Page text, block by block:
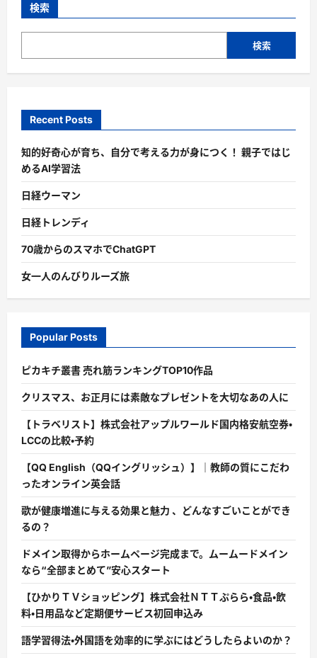
検索
検索
Recent Posts
知的好奇心が育ち、自分で考える力が身につく！ 親子ではじ
めるAI学習法
日経ウーマン
日経トレンディ
70歳からのスマホでChatGPT
女一人のんびりルーズ旅
Popular Posts
ピカキチ叢書 売れ筋ランキングTOP10作品
クリスマス、お正月には素敵なプレゼントを大切なあの人に
【トラベリスト】株式会社アップルワールド国内格安航空券・
LCCの比較・予約
【QQ English（QQイングリッシュ）】｜教師の質にこだわ
ったオンライン英会話
歌が健康増進に与える効果と魅力 、どんなすごいことができ
るの？
ドメイン取得からホームページ完成まで。ムームードメイン
なら“全部まとめて”安心スタート
【ひかりＴＶショッピング】株式会社ＮＴＴぷらら・食品・飲
料・日用品など定期便サービス初回申込み
語学習得法・外国語を効率的に学ぶにはどうしたらよいのか？